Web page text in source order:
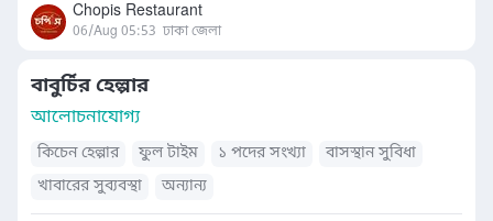
Chopis Restaurant
06/Aug 05:53 ঢাকা জেলা
বাবুর্চির হেল্পার
আলোচনাযোগ্য
কিচেন হেল্পার ফুল টাইম ১ পদের সংখ্যা
বাসস্থান সুবিধা
খাবারের সুব্যবস্থা
অন্যান্য